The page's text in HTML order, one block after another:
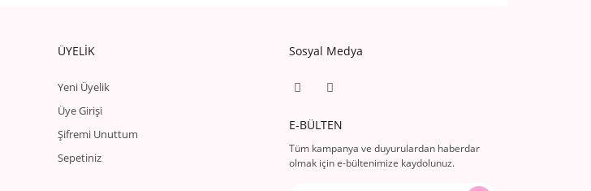
ÜYELİK
Yeni Üyelik
Üye Girişi
Şifremi Unuttum
Sepetiniz
Sosyal Medya
E-BÜLTEN
Tüm kampanya ve duyurulardan haberdar
olmak için e-bültenimize kaydolunuz.